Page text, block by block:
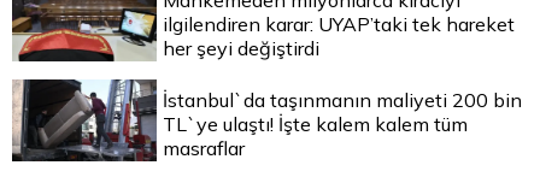
ilgilendiren karar: UYAP’taki tek hareket
her şeyi değiştirdi
İstanbul`da taşınmanın maliyeti 200 bin
TL`ye ulaştı! İşte kalem kalem tüm
masraflar